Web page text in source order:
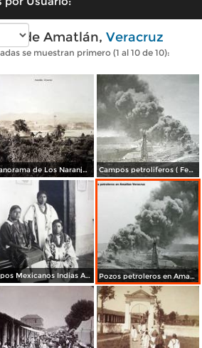
de Amatlán, Veracruz
se muestran primero (1 al 10 de 10):
Panorama de Los Naranjos Amatlán, Veracruz. Campos petroliferos ( Fechada en 1922 ).
Tipos Mexicanos Indias Amatecas por Fotógrafo Jacobo Granat. Pozos petroleros en Amatlan Veracruz.